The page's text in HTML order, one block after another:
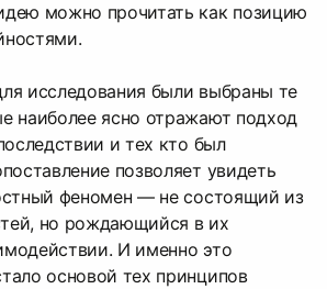
можно прочитать как позицию
исследования были выбраны те
наиболее ясно отражают подход
и тех кто был
позволяет увидеть
феномен — не состоящий из
но рождающийся в их
И именно это
основой тех принципов